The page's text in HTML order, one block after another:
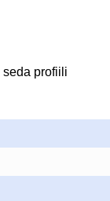
seda profiili